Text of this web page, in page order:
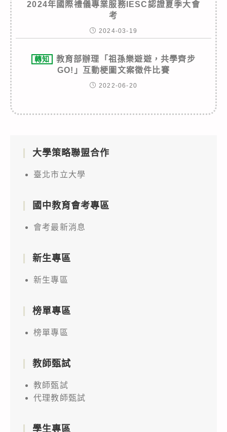
2024年國際禮儀專業服務IESC認證夏季大會
考
2024-03-19
轉知
教育部辦理「祖孫樂遊遊，共學齊步
GO!」互動梗圖文案徵件比賽
2022-06-20
大學策略聯盟合作
臺北市立大學
國中教育會考專區
會考最新消息
新生專區
新生專區
榜單專區
榜單專區
教師甄試
教師甄試
代理教師甄試
學生專區